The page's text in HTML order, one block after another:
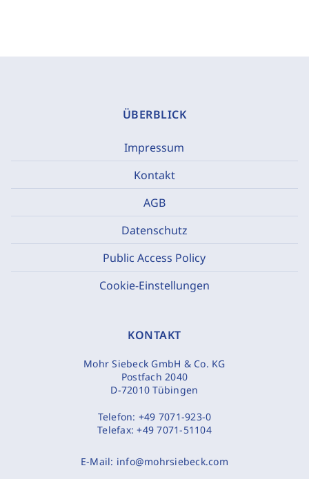
ÜBERBLICK
Impressum
Kontakt
AGB
Datenschutz
Public Access Policy
Cookie-Einstellungen
KONTAKT
Mohr Siebeck GmbH & Co. KG
Postfach 2040
D-72010 Tübingen
Telefon: +49 7071-923-0
Telefax:+49 7071-51104
E-Mail: info@mohrsiebeck.com